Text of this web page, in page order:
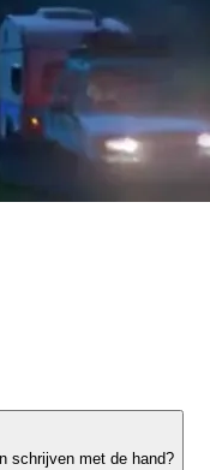
schrijven met de hand?